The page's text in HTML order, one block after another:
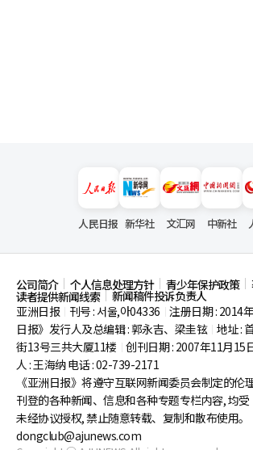
人民日报 新华社 文汇网 中新社
公司简介 个人信息处理方针 青少年保护政策
读者提供新闻线索
新闻稿件投诉负责人
亚洲日报
刊号 : 서울,아04336 注册日期 : 2014
日报》发行人及总编辑 : 郭永吉、梁圭铉 地址 :
街13号三共大厦11楼 创刊日期 : 2007年11月15
人 : 王海纳 电话 : 02-739-2171
《亚洲日报》将遵守互联网新闻委员会制定的伦
刊登的各种新闻、信息和各种专题专栏内容, 均受
未经协议授权, 禁止随意转载、复制和散布使用。
dongclub@ajunews.com